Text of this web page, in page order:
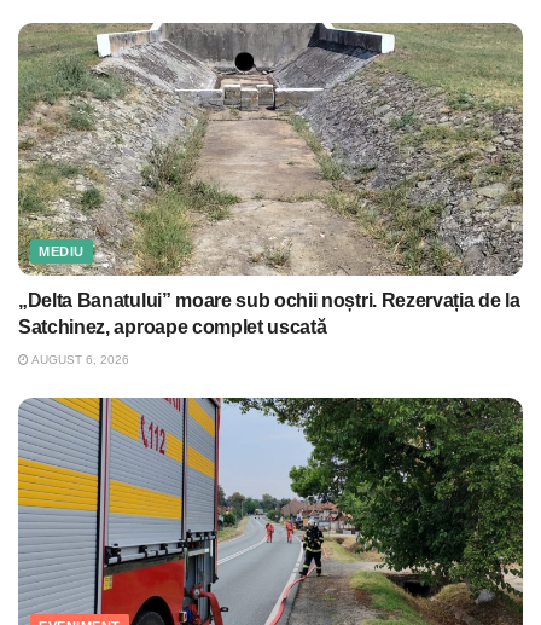
MEDIU
„Delta Banatului” moare sub ochii noștri. Rezervația de la
Satchinez, aproape complet uscată
AUGUST 6, 2026